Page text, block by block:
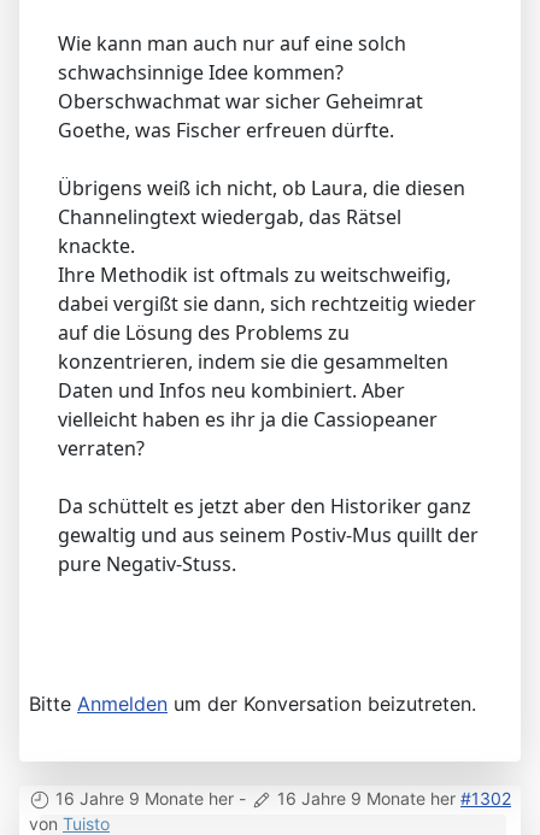
Wie kann man auch nur auf eine solch
schwachsinnige Idee kommen?
Oberschwachmat war sicher Geheimrat
Goethe, was Fischer erfreuen dürfte.
Übrigens weiß ich nicht, ob Laura, die diesen
Channelingtext wiedergab, das Rätsel
knackte.
Ihre Methodik ist oftmals zu weitschweifig,
dabei vergißt sie dann, sich rechtzeitig wieder
auf die Lösung des Problems zu
konzentrieren, indem sie die gesammelten
Daten und Infos neu kombiniert. Aber
vielleicht haben es ihr ja die Cassiopeaner
verraten?
Da schüttelt es jetzt aber den Historiker ganz
gewaltig und aus seinem Postiv-Mus quillt der
pure Negativ-Stuss.
Bitte Anmelden um der Konversation beizutreten.
16 Jahre 9 Monate her - 16 Jahre 9 Monate her #1302
von Tuisto